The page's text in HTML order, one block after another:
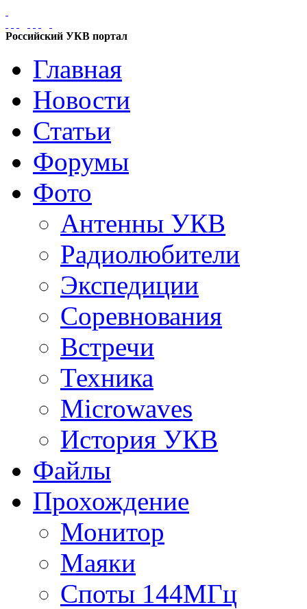
Российский УКВ портал
Главная
Новости
Статьи
Форумы
Фото
Антенны УКВ
Радиолюбители
Экспедиции
Соревнования
Встречи
Техника
Microwaves
История УКВ
Файлы
Прохождение
Монитор
Маяки
Споты 144МГц